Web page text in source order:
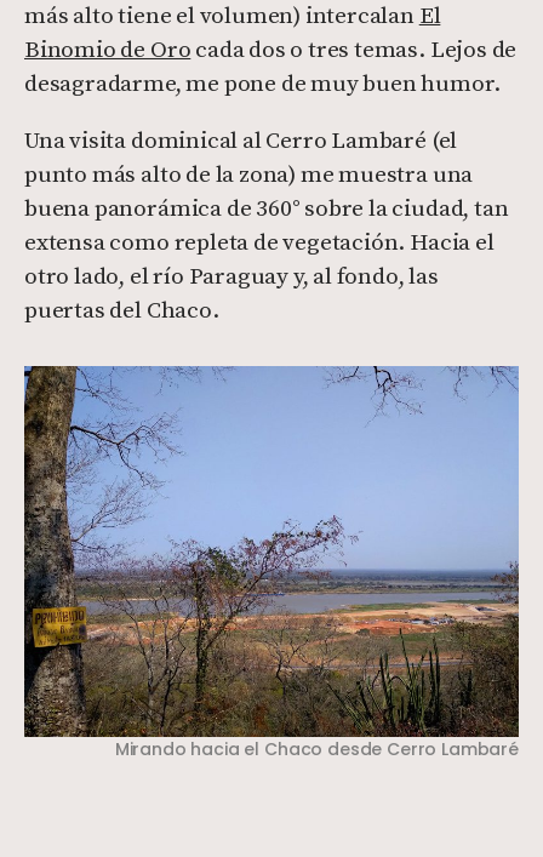
más alto tiene el volumen) intercalan El
Binomio de Oro cada dos o tres temas. Lejos de
desagradarme, me pone de muy buen humor.
Una visita dominical al Cerro Lambaré (el
punto más alto de la zona) me muestra una
buena panorámica de 360° sobre la ciudad, tan
extensa como repleta de vegetación. Hacia el
otro lado, el río Paraguay y, al fondo, las
puertas del Chaco.
Mirando hacia el Chaco desde Cerro Lambaré